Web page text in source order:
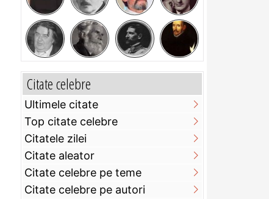
Citate celebre
Ultimele citate
Top citate celebre
Citatele zilei
Citate aleator
Citate celebre pe teme
Citate celebre pe autori